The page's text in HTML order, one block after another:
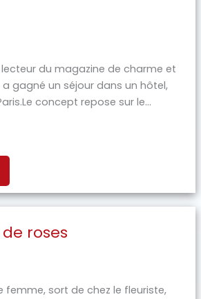
du magazine de charme et
a gagné un séjour dans un hôtel,
concept repose sur le...
roses
femme, sort de chez le fleuriste,